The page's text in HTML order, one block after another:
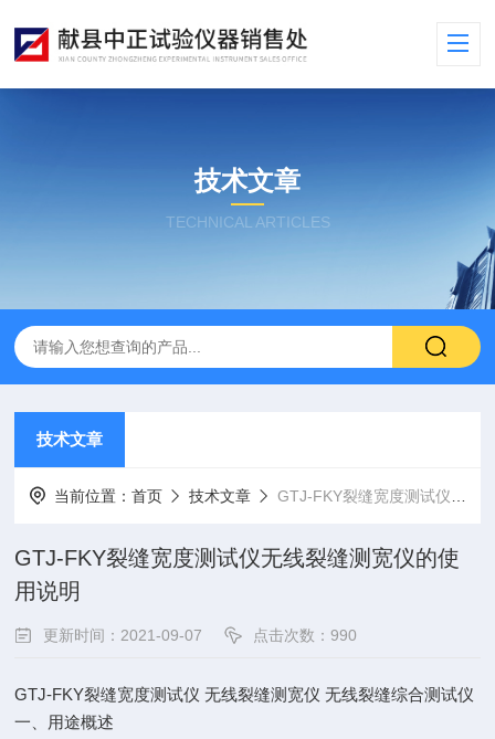
技术文章
TECHNICAL ARTICLES
技术文章
当前位置：首页 技术文章 GTJ-FKY裂缝宽度测试仪无线裂缝测宽仪的使用说明
GTJ-FKY裂缝宽度测试仪无线裂缝测宽仪的使
用说明
更新时间：2021-09-07 点击次数：990
GTJ-FKY裂缝宽度测试仪 无线裂缝测宽仪 无线裂缝综合测试仪
一、用途概述